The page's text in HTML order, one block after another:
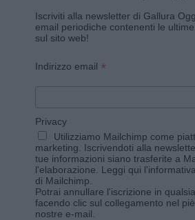
Iscriviti alla newsletter di Gallura
email periodiche contenenti le
sul sito web!
Indirizzo email *
Privacy
Utilizziamo Mailchimp come
marketing. Iscrivendoti alla
tue informazioni siano trasferite a
l'elaborazione. Leggi qui
di Mailchimp
Potrai annullare l'iscrizione in
facendo clic sul collegamento nel
nostre e-mail.